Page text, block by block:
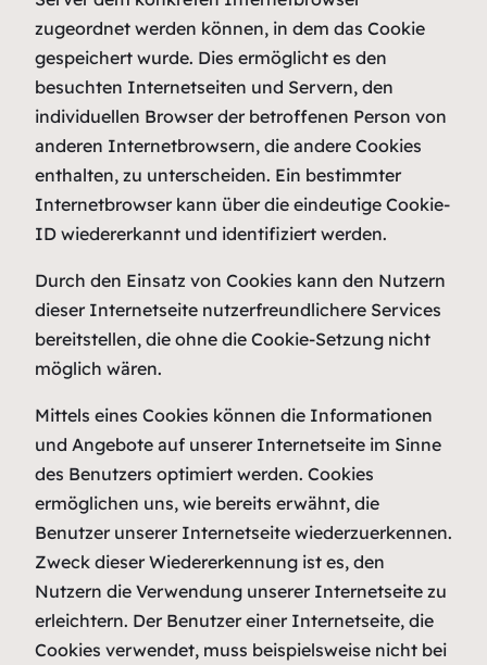
zugeordnet werden können, in dem das Cookie
gespeichert wurde. Dies ermöglicht es den
besuchten Internetseiten und Servern, den
individuellen Browser der betroffenen Person von
anderen Internetbrowsern, die andere Cookies
enthalten, zu unterscheiden. Ein bestimmter
Internetbrowser kann über die eindeutige Cookie-
ID wiedererkannt und identifiziert werden.
Durch den Einsatz von Cookies kann den Nutzern
dieser Internetseite nutzerfreundlichere Services
bereitstellen, die ohne die Cookie-Setzung nicht
möglich wären.
Mittels eines Cookies können die Informationen
und Angebote auf unserer Internetseite im Sinne
des Benutzers optimiert werden. Cookies
ermöglichen uns, wie bereits erwähnt, die
Benutzer unserer Internetseite wiederzuerkennen.
Zweck dieser Wiedererkennung ist es, den
Nutzern die Verwendung unserer Internetseite zu
erleichtern. Der Benutzer einer Internetseite, die
Cookies verwendet, muss beispielsweise nicht bei